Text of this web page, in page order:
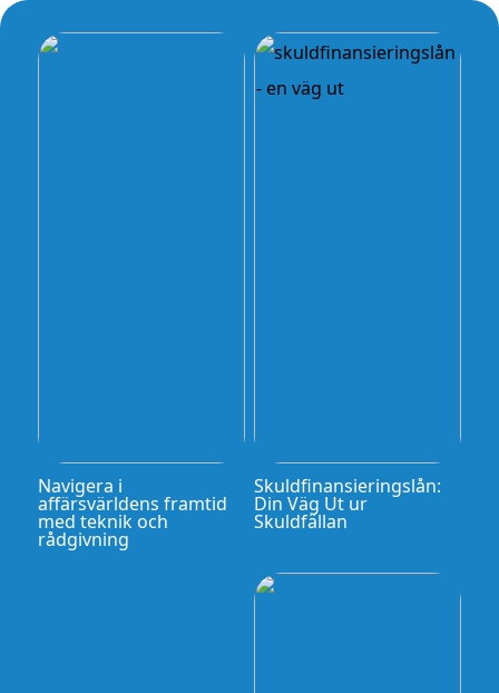
Navigera i
affärsvärldens framtid
med teknik och
rådgivning
Skuldfinansieringslån:
Din Väg Ut ur
Skuldfällan